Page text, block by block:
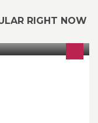
RIGHT NOW